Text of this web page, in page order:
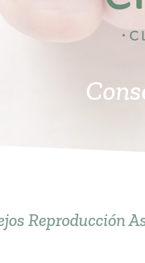
Reproducción